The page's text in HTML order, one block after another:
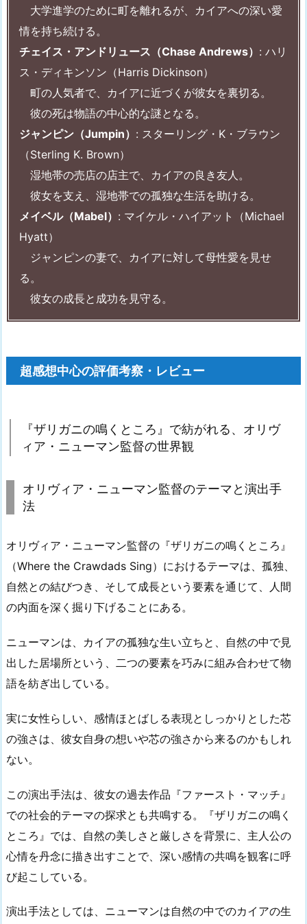
大学進学のために町を離れるが、カイアへの深い愛
情を持ち続ける。
チェイス・アンドリュース（Chase Andrews） : ハリ
ス・ディキンソン（Harris Dickinson）
町の人気者で、カイアに近づくが彼女を裏切る。
彼の死は物語の中心的な謎となる。
ジャンピン（Jumpin） : スターリング・K・ブラウン
（Sterling K. Brown）
湿地帯の売店の店主で、カイアの良き友人。
彼女を支え、湿地帯での孤独な生活を助ける。
メイベル（Mabel） : マイケル・ハイアット（Michael
Hyatt）
ジャンピンの妻で、カイアに対して母性愛を見せ
る。
彼女の成長と成功を見守る。
超感想中心の評価考察・レビュー
『ザリガニの鳴くところ』で紡がれる、オリヴ
ィア・ニューマン監督の世界観
オリヴィア・ニューマン監督のテーマと演出手
法
オリヴィア・ニューマン監督の『ザリガニの鳴くところ』
（Where the Crawdads Sing）におけるテーマは、孤独、
自然との結びつき、そして成長という要素を通じて、人間
の内面を深く掘り下げることにある。
ニューマンは、カイアの孤独な生い立ちと、自然の中で見
出した居場所という、二つの要素を巧みに組み合わせて物
語を紡ぎ出している。
実に女性らしい、感情ほとばしる表現としっかりとした芯
の強さは、彼女自身の想いや芯の強さから来るのかもしれ
ない。
この演出手法は、彼女の過去作品『ファースト・マッチ』
での社会的テーマの探求とも共鳴する。『ザリガニの鳴く
ところ』では、自然の美しさと厳しさを背景に、主人公の
心情を丹念に描き出すことで、深い感情の共鳴を観客に呼
び起こしている。
演出手法としては、ニューマンは自然の中でのカイアの生